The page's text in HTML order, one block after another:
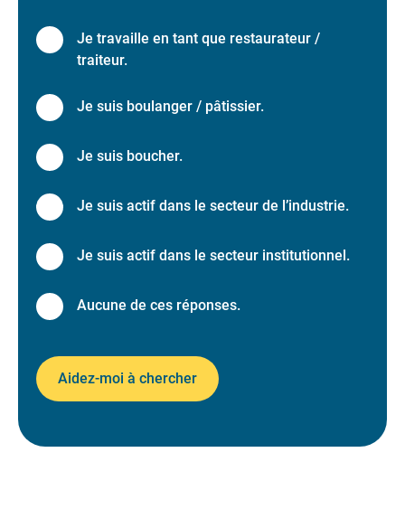
Je travaille en tant que restaurateur /
traiteur.
Je suis boulanger / pâtissier.
Je suis boucher.
Je suis actif dans le secteur de l’industrie.
Je suis actif dans le secteur institutionnel.
Aucune de ces réponses.
Aidez-moi à chercher